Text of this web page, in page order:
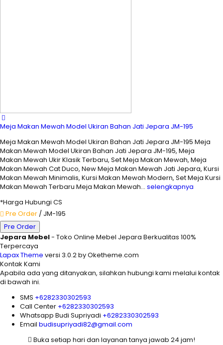
Meja Makan Mewah Model Ukiran Bahan Jati Jepara JM-195
Meja Makan Mewah Model Ukiran Bahan Jati Jepara JM-195 Meja
Makan Mewah Model Ukiran Bahan Jati Jepara JM-195, Meja
Makan Mewah Ukir Klasik Terbaru, Set Meja Makan Mewah, Meja
Makan Mewah Cat Duco, New Meja Makan Mewah Jati Jepara, Kursi
Makan Mewah Minimalis, Kursi Makan Mewah Modern, Set Meja Kursi
Makan Mewah Terbaru Meja Makan Mewah… selengkapnya
*Harga Hubungi CS
Pre Order / JM-195
Pre Order
Jepara Mebel- Toko Online Mebel Jepara Berkualitas 100%
Terpercaya
Lapax Theme versi 3.0.2 by Oketheme.com
Kontak Kami
Apabila ada yang ditanyakan, silahkan hubungi kami melalui kontak
di bawah ini.
SMS +6282330302593
Call Center +6282330302593
Whatsapp Budi Supriyadi +6282330302593
Email budisupriyadi82@gmail.com
Buka setiap hari dan layanan tanya jawab 24 jam!